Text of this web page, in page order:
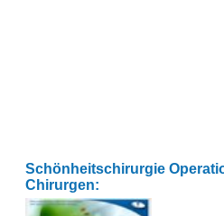
Schönheitschirurgie
Chirurgen: